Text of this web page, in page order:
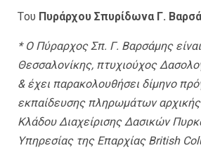
Tου Πυράρχου Σπυρίδωνα Γ.
* Ο Πύραρχος Σπ. Γ. Βαρσάμης
Θεσσαλονίκης, πτυχιούχος
& έχει παρακολουθήσει δίμηνο
εκπαίδευσης πληρωμάτων
Κλάδου Διαχείρισης Δασικών
Υπηρεσίας της Επαρχίας British